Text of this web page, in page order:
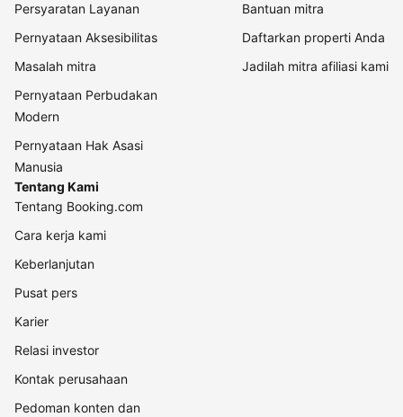
Persyaratan Layanan
Pernyataan Aksesibilitas
Masalah mitra
Pernyataan Perbudakan
Modern
Pernyataan Hak Asasi
Manusia
Bantuan mitra
Daftarkan properti Anda
Jadilah mitra afiliasi kami
Tentang Kami
Tentang Booking.com
Cara kerja kami
Keberlanjutan
Pusat pers
Karier
Relasi investor
Kontak perusahaan
Pedoman konten dan